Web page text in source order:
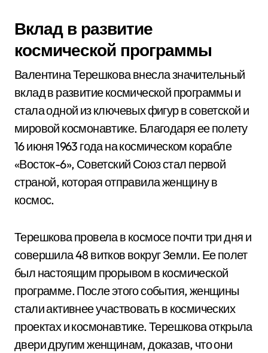
Вклад в развитие
космической программы
Валентина Терешкова внесла значительный
вклад в развитие космической программы и
стала одной из ключевых фигур в советской и
мировой космонавтике. Благодаря ее полету
16 июня 1963 года на космическом корабле
«Восток-6», Советский Союз стал первой
страной, которая отправила женщину в
космос.
Терешкова провела в космосе почти три дня и
совершила 48 витков вокруг Земли. Ее полет
был настоящим прорывом в космической
программе. После этого события, женщины
стали активнее участвовать в космических
проектах и космонавтике. Терешкова открыла
двери другим женщинам, доказав, что они